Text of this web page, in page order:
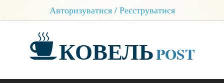
Авторизуватися / Реєструватися
КОВЕЛЬPOST